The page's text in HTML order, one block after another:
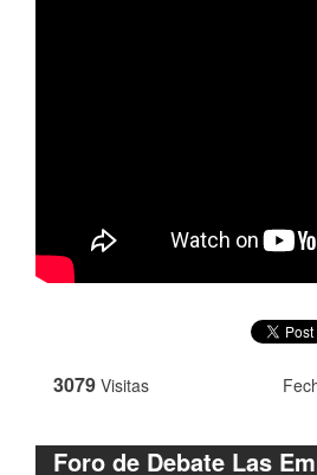
3079 Visitas
Foro de Debate Las